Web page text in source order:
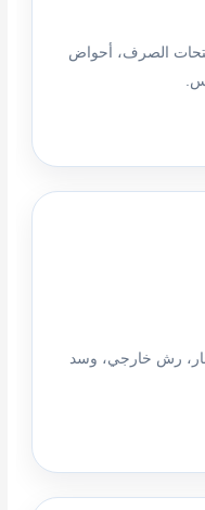
فتحات الصرف، أحواض
رش خارجي، وسد